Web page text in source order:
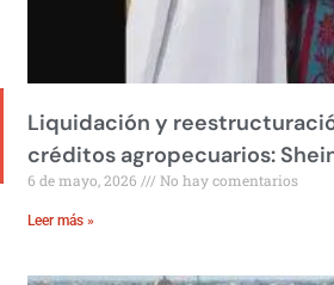
Liquidación y
créditos agropecuarios:
6 de mayo, 2026 No hay comentarios
Leer más »